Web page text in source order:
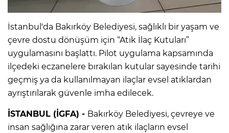
İstanbul'da Bakırköy Belediyesi, sağlıklı bir yaşam ve
çevre dostu dönüşüm için “Atık İlaç Kutuları”
uygulamasını başlattı. Pilot uygulama kapsamında
ilçedeki eczanelere bırakılan kutular sayesinde tarihi
geçmiş ya da kullanılmayan ilaçlar evsel atıklardan
ayrıştırılarak güvenle imha edilecek.
İSTANBUL (İGFA) - Bakırköy Belediyesi, çevreye ve
insan sağlığına zarar veren atık ilaçların evsel